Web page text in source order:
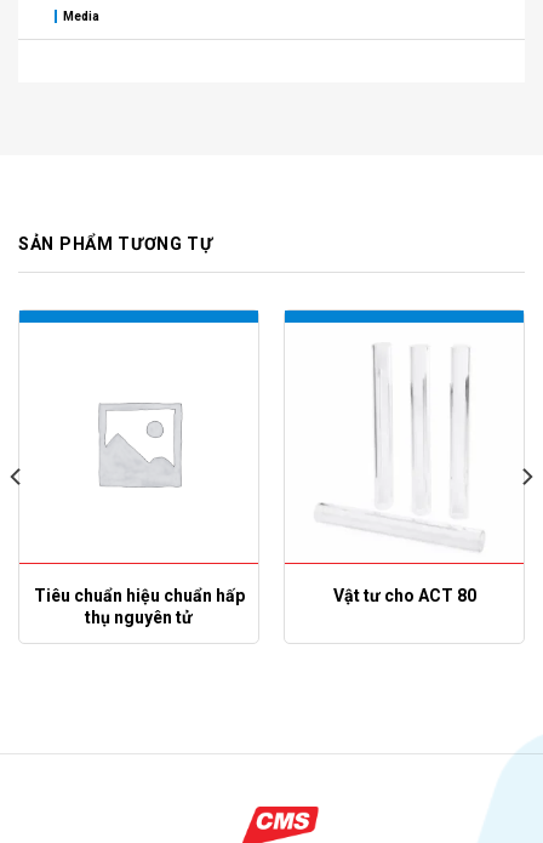
Media
SẢN PHẨM TƯƠNG TỰ
Tiêu chuẩn hiệu chuẩn hấp
thụ nguyên tử
Vật tư cho ACT 80